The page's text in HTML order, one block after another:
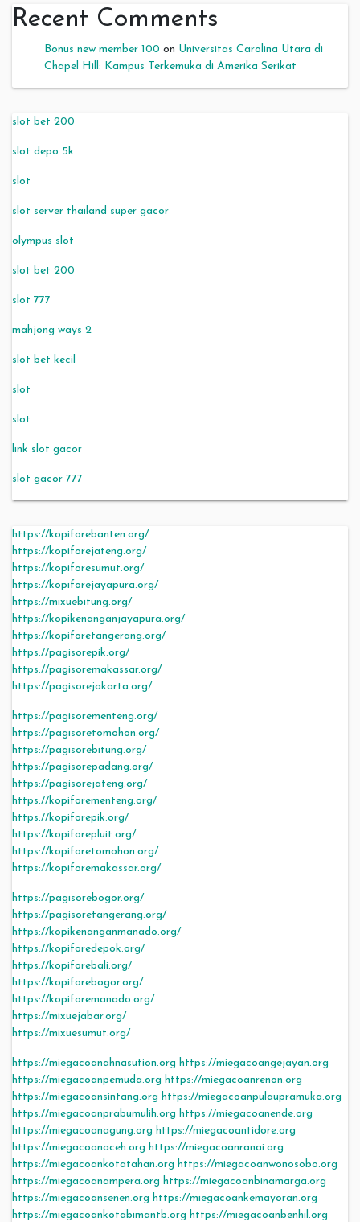
Recent Comments
Bonus new member 100 on Universitas Carolina Utara di
Chapel Hill: Kampus Terkemuka di Amerika Serikat
slot bet 200
slot depo 5k
slot
slot server thailand super gacor
olympus slot
slot bet 200
slot 777
mahjong ways 2
slot bet kecil
slot
slot
link slot gacor
slot gacor 777
https://kopiforebanten.org/
https://kopiforejateng.org/
https://kopiforesumut.org/
https://kopiforejayapura.org/
https://mixuebitung.org/
https://kopikenanganjayapura.org/
https://kopiforetangerang.org/
https://pagisorepik.org/
https://pagisoremakassar.org/
https://pagisorejakarta.org/
https://pagisorementeng.org/
https://pagisoretomohon.org/
https://pagisorebitung.org/
https://pagisorepadang.org/
https://pagisorejateng.org/
https://kopiforementeng.org/
https://kopiforepik.org/
https://kopiforepluit.org/
https://kopiforetomohon.org/
https://kopiforemakassar.org/
https://pagisorebogor.org/
https://pagisoretangerang.org/
https://kopikenanganmanado.org/
https://kopiforedepok.org/
https://kopiforebali.org/
https://kopiforebogor.org/
https://kopiforemanado.org/
https://mixuejabar.org/
https://mixuesumut.org/
https://miegacoanahnasution.org https://miegacoangejayan.org
https://miegacoanpemuda.org https://miegacoanrenon.org
https://miegacoansintang.org https://miegacoanpulaupramuka.org
https://miegacoanprabumulih.org https://miegacoanende.org
https://miegacoanagung.org https://miegacoantidore.org
https://miegacoanaceh.org https://miegacoanranai.org
https://miegacoankotatahan.org https://miegacoanwonosobo.org
https://miegacoanampera.org https://miegacoanbinamarga.org
https://miegacoansenen.org https://miegacoankemayoran.org
https://miegacoankotabimantb.org https://miegacoanbenhil.org